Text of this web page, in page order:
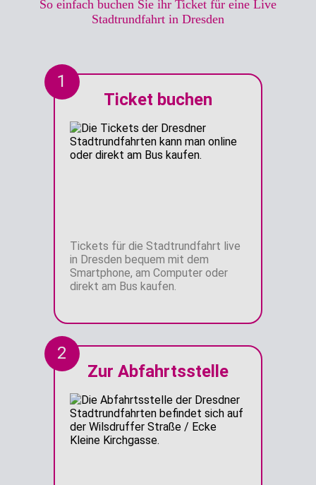
So einfach buchen Sie ihr Ticket für eine Live
Stadtrundfahrt in Dresden
1
Ticket buchen
Tickets für die Stadtrundfahrt live
in Dresden bequem mit dem
Smartphone, am Computer oder
direkt am Bus kaufen.
2
Zur Abfahrtsstelle